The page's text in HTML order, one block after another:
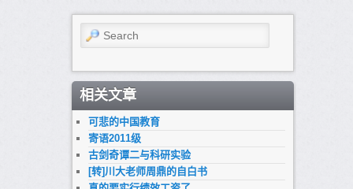
Search
相关文章
可悲的中国教育
寄语2011级
古剑奇谭二与科研实验
[转]川大老师周鼎的自白书